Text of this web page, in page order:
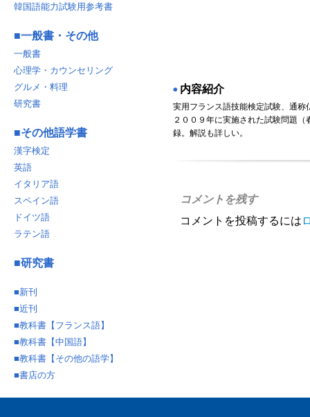
◉ 内容紹介
実用フランス語技能検定試験、通称
２００９年に実施された試験問題（
録。解説も詳しい。
コメントを残す
コメントを投稿するには
韓国語能力試験用参考書
■一般書・その他
一般書
心理学・カウンセリング
グルメ・料理
研究書
■その他語学書
漢字検定
英語
イタリア語
スペイン語
ドイツ語
ラテン語
■研究書
■新刊
■近刊
■教科書【フランス語】
■教科書【中国語】
■教科書【その他の語学】
■書店の方